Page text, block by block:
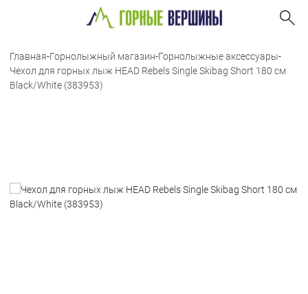
Главная-Горнолыжный магазин-Горнолыжные аксессуары-
Чехол для горных лыж HEAD Rebels Single Skibag Short 180 см
Black/White (383953)